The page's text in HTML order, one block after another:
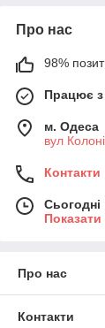
Про нас
98%
Працює з
м. Одеса
вул
Контакти
Про нас
Контакти